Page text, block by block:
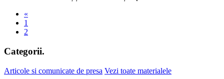
«
1
2
Categorii.
Articole si comunicate de presa Vezi toate materialele